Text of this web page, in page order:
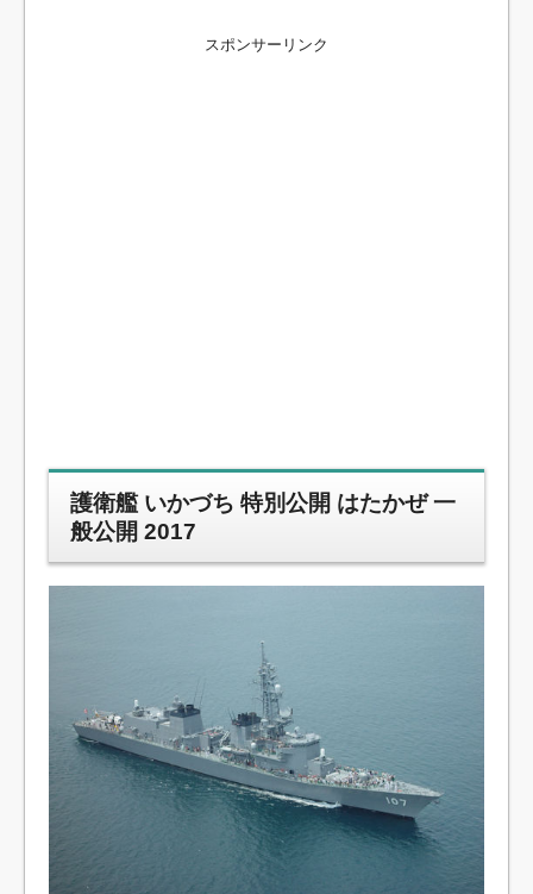
スポンサーリンク
護衛艦 いかづち 特別公開 はたかぜ 一
般公開 2017